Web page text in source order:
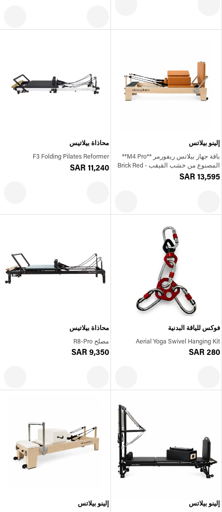
إلينو بيلاتس
باقة جهاز بيلاتس ريفورمر **M4 Pro**
المصنوع من خشب القيقب - Brick Red
SAR 13,595
محاذاة بيلاتيس
F3 Folding Pilates Reformer
SAR 11,240
فوكس للياقة البدنية
Aerial Yoga Swivel Hanging Kit
SAR 280
محاذاة بيلاتيس
مصلح R8-Pro
SAR 9,350
إلينو بيلاتس
إلينو بيلاتس